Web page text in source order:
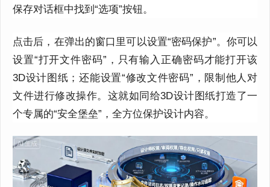
保存对话框中找到“选项”按钮。
点击后，在弹出的窗口里可以设置“密码保护”。你可以
设置“打开文件密码”，只有输入正确密码才能打开该
3D设计图纸；还能设置“修改文件密码”，限制他人对
文件进行修改操作。这就如同给3D设计图纸打造了一
个专属的“安全堡垒”，全方位保护设计内容。